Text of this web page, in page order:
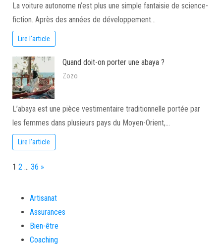
La voiture autonome n’est plus une simple fantaisie de science-
fiction. Après des années de développement…
Lire l'article
Quand doit-on porter une abaya ?
Zozo
L’abaya est une pièce vestimentaire traditionnelle portée par
les femmes dans plusieurs pays du Moyen-Orient,…
Lire l'article
Page:
1 2 … 36 Next
»
Artisanat
Assurances
Bien-être
Coaching